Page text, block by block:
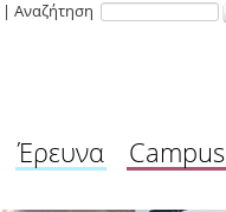
| Αναζήτηση
Έρευνα Campus